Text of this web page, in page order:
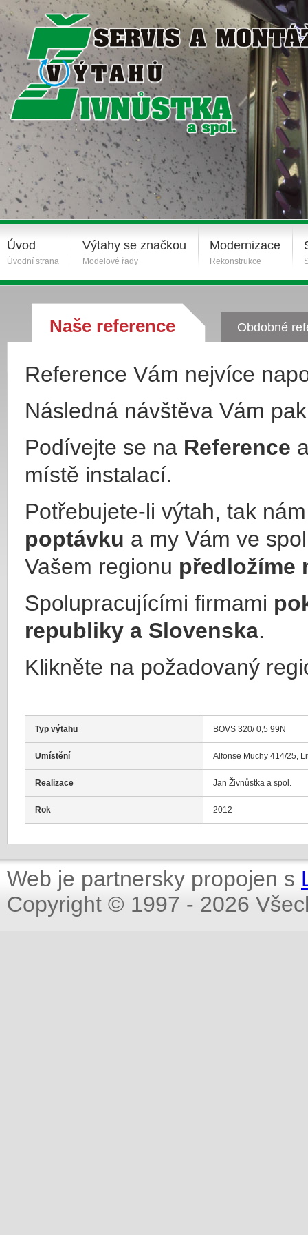
Úvod
Úvodní strana
Výtahy se značkou
Modelové řady
Modernizace
Rekonstrukce
Naše reference Obdobné
Reference Vám nejvíce
Následná návštěva Vám
Podívejte se na Reference
místě instalací.
Potřebujete-li výtah, tak
poptávku a my Vám ve
Vašem regionu předložíme
Spolupracujícími firmami
republiky a Slovenska.
Klikněte na požadovaný
Typ výtahu BOVS 320/ 0,5 99N
Umístění Alfonse Muchy 414/25,
Realizace Jan Živnůstka a spol.
Rok 2012
Web je partnersky propojen s
Copyright © 1997 - 2026